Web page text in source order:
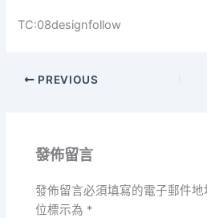
TC:08designfollow
PREVIOUS
發佈留言
發佈留言必須填寫的電子郵件地
位標示為 *